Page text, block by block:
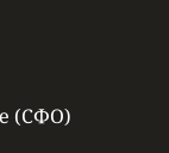
(СФО)